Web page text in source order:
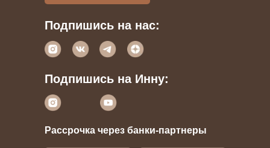
Подпишись на нас:
Подпишись на Инну:
Рассрочка через банки-партнеры